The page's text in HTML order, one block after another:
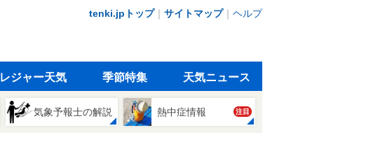
tenki.jpトップ｜ サイトマップ｜ ヘルプ
レジャー天気 季節特集 天気ニュース
気象予報士の解説 熱中症情報 注目